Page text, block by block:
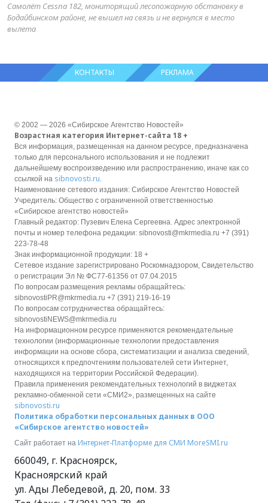
Самолёт Cessna 182, мониторящий лесопожарную обстановку в
Бодайбинском районе, не вышел на связь и не вернулся в место
вылета
КОНТАКТЫ РЕКЛАМА
© 2002 — 2026 «Сибирское Агентство Новостей»
Возрастная категория Интернет-сайта 18 +
Вся информация, размещенная на данном ресурсе, предназначена
только для персонального использования и не подлежит
дальнейшему воспроизведению или распространению, иначе как со
ссылкой на sibnovosti.ru.
Наименование сетевого издания: Сибирское Агентство Новостей
Учредитель: Общество с ограниченной ответственностью
«Сибирское агентство новостей»
Главный редактор: Пузевич Елена Сергеевна. Адрес электронной
почты и номер телефона редакции: sibnovosti@mkrmedia.ru +7 (391)
223-78-48
Знак информационной продукции: 18 +
Сетевое издание зарегистрировано Роскомнадзором, Свидетельство
о регистрации Эл № ФС77-61356 от 07.04.2015
По вопросам размещения рекламы обращайтесь:
sibnovostiPR@mkrmedia.ru +7 (391) 219-16-19
По вопросам сотрудничества обращайтесь:
sibnovostiNEWS@mkrmedia.ru
На информационном ресурсе применяются рекомендательные
технологии (информационные технологии предоставления
информации на основе сбора, систематизации и анализа сведений,
относящихся к предпочтениям пользователей сети Интернет,
находящихся на территории Российской Федерации).
Правила применения рекомендательных технологий в виджетах
рекламно-обменной сети «СМИ2», размещенных на сайте
sibnovosti.ru
Политика обработки персональных данных в ООО
«Сибирское агентство новостей»
Сайт работает на Интернет-Платформе для СМИ MoreSMI.ru
660049, г. Красноярск,
Красноярский край
ул. Ады Лебедевой, д. 20, пом. 33